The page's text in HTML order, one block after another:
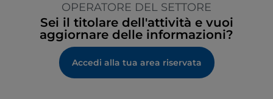
OPERATORE DEL SETTORE
Sei il titolare dell'attività e vuoi
aggiornare delle informazioni?
Accedi alla tua area riservata